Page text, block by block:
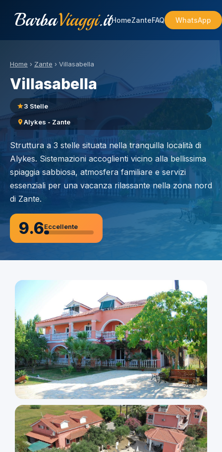
BarbaViaggi.itHomeZanteFAQ WhatsApp
Home › Zante › Villasabella
Villasabella
3 Stelle
Alykes - Zante
Struttura a 3 stelle situata nella tranquilla località di
Alykes. Sistemazioni accoglienti vicino alla bellissima
spiaggia sabbiosa, atmosfera familiare e servizi
essenziali per una vacanza rilassante nella zona nord
di Zante.
9.6Eccellente